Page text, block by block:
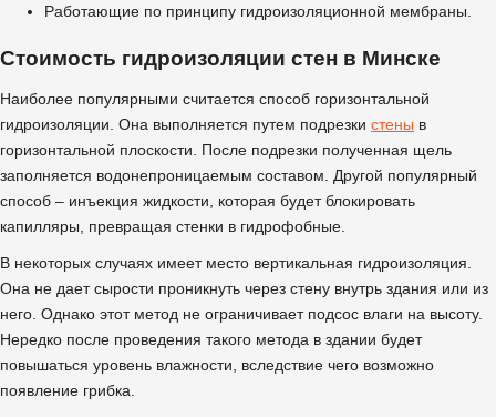
Работающие по принципу гидроизоляционной мембраны.
Стоимость гидроизоляции стен в Минске
Наиболее популярными считается способ горизонтальной
гидроизоляции. Она выполняется путем подрезки стены в
горизонтальной плоскости. После подрезки полученная щель
заполняется водонепроницаемым составом. Другой популярный
способ – инъекция жидкости, которая будет блокировать
капилляры, превращая стенки в гидрофобные.
В некоторых случаях имеет место вертикальная гидроизоляция.
Она не дает сырости проникнуть через стену внутрь здания или из
него. Однако этот метод не ограничивает подсос влаги на высоту.
Нередко после проведения такого метода в здании будет
повышаться уровень влажности, вследствие чего возможно
появление грибка.